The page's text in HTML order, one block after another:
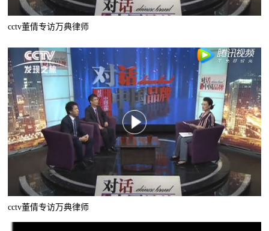
cctv董倩专访万典律师
cctv董倩专访万典律师